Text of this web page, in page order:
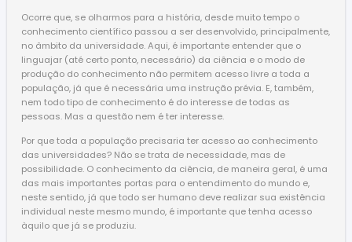
Ocorre que, se olharmos para a história, desde muito tempo o
conhecimento científico passou a ser desenvolvido, principalmente,
no âmbito da universidade. Aqui, é importante entender que o
linguajar (até certo ponto, necessário) da ciência e o modo de
produção do conhecimento não permitem acesso livre a toda a
população, já que é necessária uma instrução prévia. E, também,
nem todo tipo de conhecimento é do interesse de todas as
pessoas. Mas a questão nem é ter interesse.
Por que toda a população precisaria ter acesso ao conhecimento
das universidades? Não se trata de necessidade, mas de
possibilidade. O conhecimento da ciência, de maneira geral, é uma
das mais importantes portas para o entendimento do mundo e,
neste sentido, já que todo ser humano deve realizar sua existência
individual neste mesmo mundo, é importante que tenha acesso
àquilo que já se produziu.